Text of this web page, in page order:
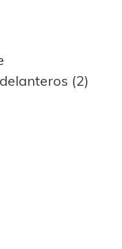
(2)